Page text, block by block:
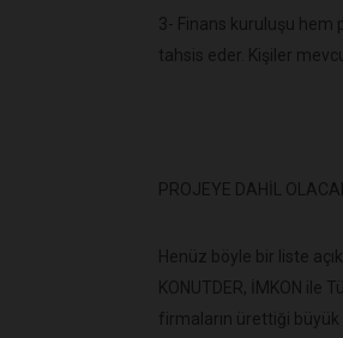
3- Finans kuruluşu hem
tahsis eder. Kişiler
PROJEYE DAHİL
Henüz böyle bir liste
KONUTDER, İMKON ile
firmaların ürettiği büyük